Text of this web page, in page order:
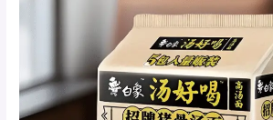
骨
湯